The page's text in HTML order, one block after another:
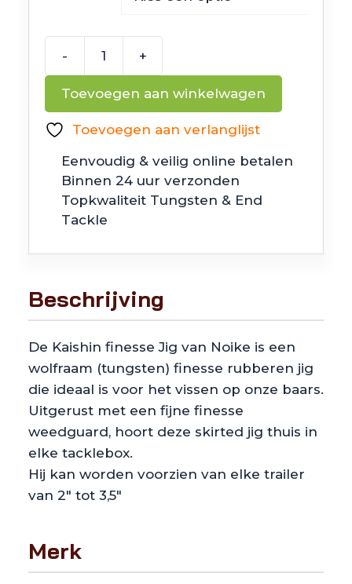
-
Finesse
+
Toevoegen aan winkelwagen
Toevoegen aan verlanglijst
Eenvoudig & veilig online betalen
Binnen 24 uur verzonden
Topkwaliteit Tungsten & End
Tackle
Beschrijving
De Kaishin finesse Jig van Noike is een
wolfraam (tungsten) finesse rubberen jig
die ideaal is voor het vissen op onze baars.
Uitgerust met een fijne finesse
weedguard, hoort deze skirted jig thuis in
elke tacklebox.
Hij kan worden voorzien van elke trailer
van 2″ tot 3,5″
Merk